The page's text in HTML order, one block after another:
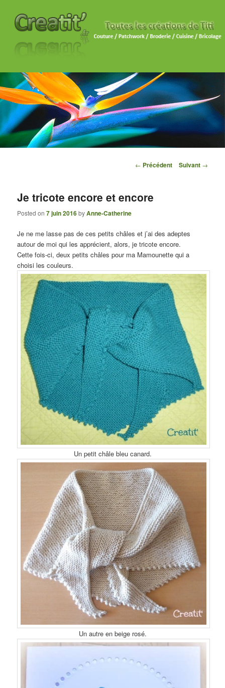
Navigation des articles
← Précédent Suivant →
Je tricote encore et encore
Posted on7 juin 2016byAnne-Catherine
Je ne me lasse pas de ces petits châles et j’ai des adeptes
autour de moi qui les apprécient, alors, je tricote encore.
Cette fois-ci, deux petits châles pour ma Mamounette qui a
choisi les couleurs.
Un petit châle bleu canard.
Un autre en beige rosé.